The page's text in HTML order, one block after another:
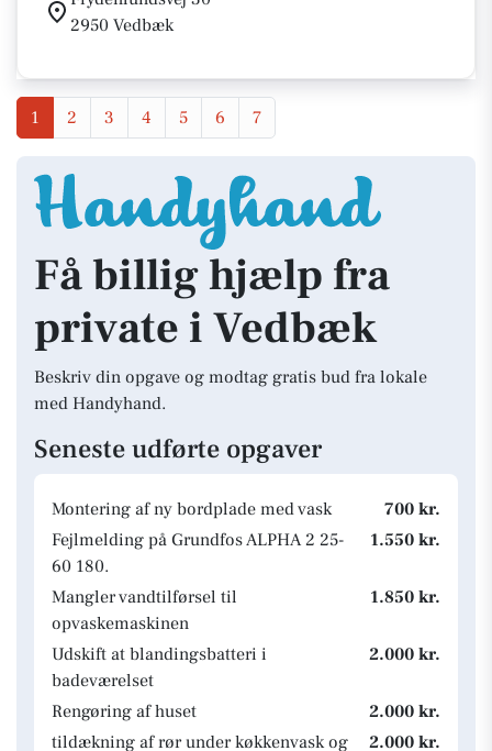
2950 Vedbæk
1 2 3 4 5 6 7
Få billig hjælp fra
private i Vedbæk
Beskriv din opgave og modtag gratis bud fra lokale
med Handyhand.
Seneste udførte opgaver
Montering af ny bordplade med vask
700 kr.
Fejlmelding på Grundfos ALPHA 2 25-
60 180.
1.550 kr.
Mangler vandtilførsel til
opvaskemaskinen
1.850 kr.
Udskift at blandingsbatteri i
badeværelset
2.000 kr.
Rengøring af huset
2.000 kr.
tildækning af rør under køkkenvask og
2.000 kr.